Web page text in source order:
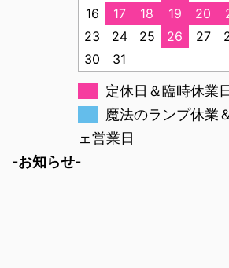
16
17 18 19 20
23
24 25 26 27
30
31
定休日＆臨時休業
魔法のランプ休業
ェ営業日
-お知らせ-